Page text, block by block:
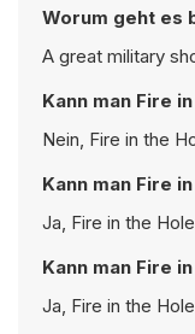
Worum geht es
A great military
Kann man Fire
Nein, Fire in the
Kann man Fire
Ja, Fire in the
Kann man Fire
Ja, Fire in the